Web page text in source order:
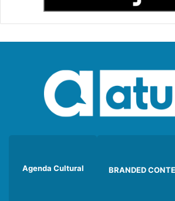
Agenda Cultural BRANDED